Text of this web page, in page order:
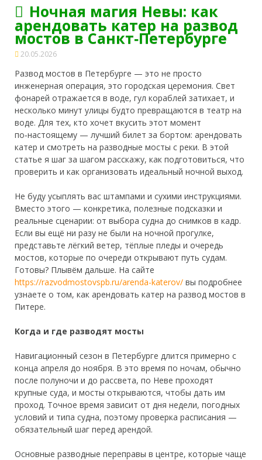
Ночная магия Невы: как
арендовать катер на развод
мостов в Санкт‑Петербурге
20.05.2026
Развод мостов в Петербурге — это не просто
инженерная операция, это городская церемония. Свет
фонарей отражается в воде, гул кораблей затихает, и
несколько минут улицы будто превращаются в театр на
воде. Для тех, кто хочет вкусить этот момент
по‑настоящему — лучший билет за бортом: арендовать
катер и смотреть на разводные мосты с реки. В этой
статье я шаг за шагом расскажу, как подготовиться, что
проверить и как организовать идеальный ночной выход.
Не буду усыплять вас штампами и сухими инструкциями.
Вместо этого — конкретика, полезные подсказки и
реальные сценарии: от выбора судна до снимков в кадр.
Если вы ещё ни разу не были на ночной прогулке,
представьте лёгкий ветер, тёплые пледы и очередь
мостов, которые по очереди открывают путь судам.
Готовы? Плывём дальше. На сайте
https://razvodmostovspb.ru/arenda-katerov/ вы подробнее
узнаете о том, как арендовать катер на развод мостов в
Питере.
Когда и где разводят мосты
Навигационный сезон в Петербурге длится примерно с
конца апреля до ноября. В это время по ночам, обычно
после полуночи и до рассвета, по Неве проходят
крупные суда, и мосты открываются, чтобы дать им
проход. Точное время зависит от дня недели, погодных
условий и типа судна, поэтому проверка расписания —
обязательный шаг перед арендой.
Основные разводные переправы в центре, которые чаще